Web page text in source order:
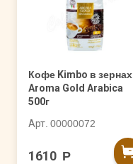
Кофе Kimbo в зернах
Aroma Gold Arabica
500г
Арт. 00000072
1610 Р